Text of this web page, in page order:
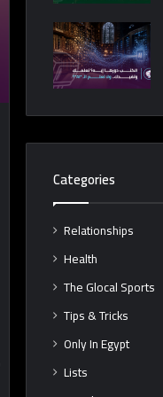
Categories
Relationships
Health
The Glocal Sports
Tips & Tricks
Only In Egypt
Lists